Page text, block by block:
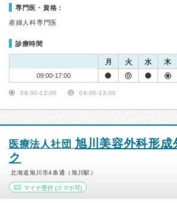
専門医・資格：
産婦人科専門医
診療時間
月 火 水 木
09:00-17:00
09:00-12:00 09:00-13:00
医療法人社団 旭川美容外科形成
ク
北海道旭川市4条通（旭川駅）
マイナ受付 (スマホ可)